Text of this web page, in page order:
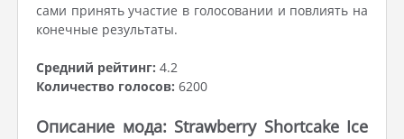
сами принять участие в голосовании и повлиять на
конечные результаты.
Средний рейтинг: 4.2
Количество голосов: 6200
Описание мода: Strawberry Shortcake Ice